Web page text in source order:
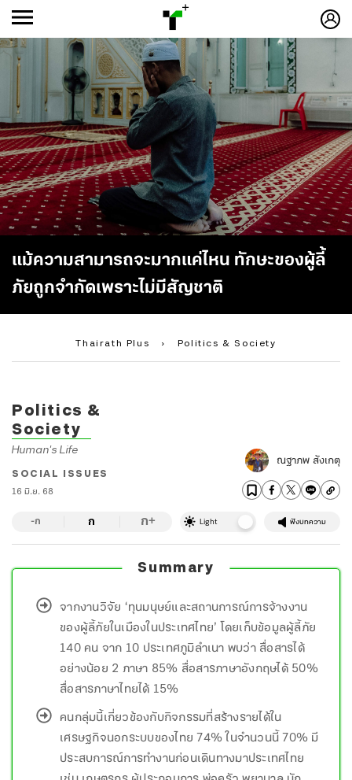
แม้ความสามารถจะมากแค่ไหน ทักษะของผู้ลี้
ภัยถูกจำกัดเพราะไม่มีสัญชาติ
Thairath Plus › Politics & Society
-ก
Politics &
Society
Human's Life
SOCIAL ISSUES
16 มิ.ย. 68
ณฐาภพ สังเกตุ
-ก ก ก+ Light ฟังบทความ
Summary
จากงานวิจัย ‘ทุนมนุษย์และสถานการณ์การจ้างงาน
ของผู้ลี้ภัยในเมืองในประเทศไทย’ โดยเก็บข้อมูลผู้ลี้ภัย
140 คน จาก 10 ประเทศภูมิลำเนา พบว่า สื่อสารได้
อย่างน้อย 2 ภาษา 85% สื่อสารภาษาอังกฤษได้ 50%
สื่อสารภาษาไทยได้ 15%
คนกลุ่มนี้เกี่ยวข้องกับกิจกรรมที่สร้างรายได้ใน
เศรษฐกิจนอกระบบของไทย 74% ในจำนวนนี้ 70% มี
ประสบการณ์การทำงานก่อนเดินทางมาประเทศไทย